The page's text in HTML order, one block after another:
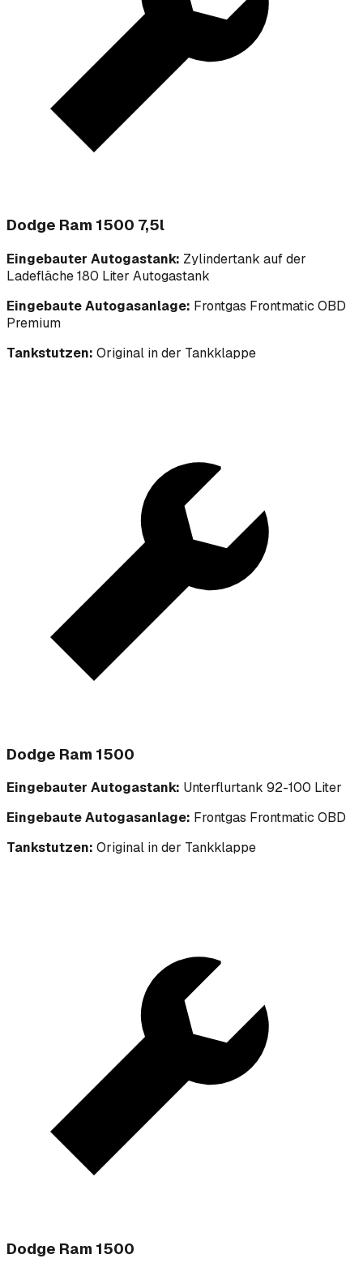
Dodge Ram 1500 7,5l
Eingebauter Autogastank: Zylindertank auf der
Ladefläche 180 Liter Autogastank
Eingebaute Autogasanlage: Frontgas Frontmatic OBD
Premium
Tankstutzen: Original in der Tankklappe
Dodge Ram 1500
Eingebauter Autogastank: Unterflurtank 92-100 Liter
Eingebaute Autogasanlage: Frontgas Frontmatic OBD
Tankstutzen: Original in der Tankklappe
Dodge Ram 1500